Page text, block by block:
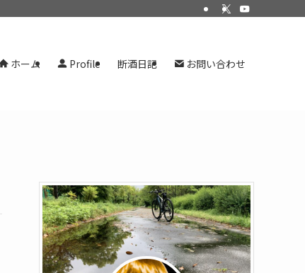
ホーム Profile 断酒日記 お問い合わせ